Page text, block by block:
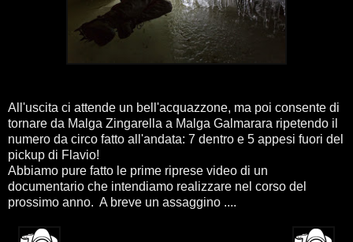
All'uscita ci attende un bell'acquazzone, ma poi consente di
tornare da Malga Zingarella a Malga Galmarara ripetendo il
numero da circo fatto all'andata: 7 dentro e 5 appesi fuori del
pickup di Flavio!
Abbiamo pure fatto le prime riprese video di un
documentario che intendiamo realizzare nel corso del
prossimo anno. A breve un assaggino ....